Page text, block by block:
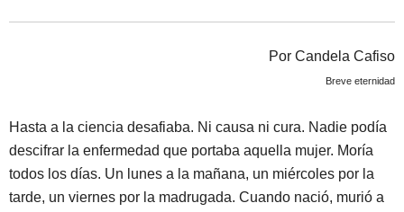
Por Candela Cafiso
Breve eternidad
Hasta a la ciencia desafiaba. Ni causa ni cura. Nadie podía
descifrar la enfermedad que portaba aquella mujer. Moría
todos los días. Un lunes a la mañana, un miércoles por la
tarde, un viernes por la madrugada. Cuando nació, murió a